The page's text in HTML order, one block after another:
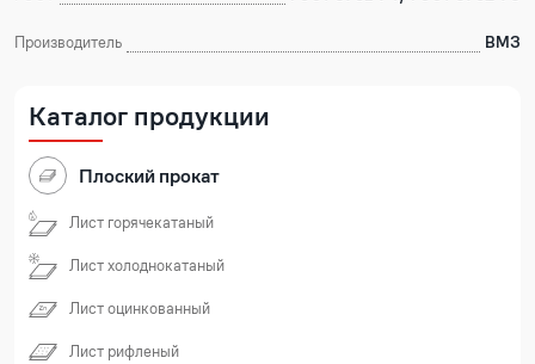
Производитель ВМЗ
Каталог продукции
Плоский прокат
Лист горячекатаный
Лист холоднокатаный
Лист оцинкованный
Лист рифленый